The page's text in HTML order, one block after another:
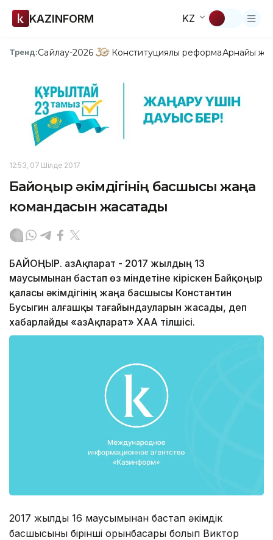
KAZINFORM KZ
Тренд:Сайлау-2026 Конституциялық реформаАрнайы
12:53, 07 Шілде 2017
Байқоңыр әкімдігінің басшысы жаңа
командасын жасақтады
БАЙҚОҢЫР. ҚазАқпарат - 2017 жылдың 13
маусымынан бастап өз міндетіне кіріскен Байқоңыр
қаласы әкімдігінің жаңа басшысы Константин
Бусыгин алғашқы тағайындауларын жасады, деп
хабарлайды «ҚазАқпарат» ХАА тілшісі.
2017 жылдың 16 маусымынан бастап әкімдік
басшысының бірінші орынбасары болып Виктор